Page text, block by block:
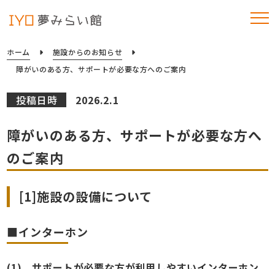
ホーム
施設からのお知らせ
障がいのある方、サポートが必要な方へのご案内
投稿日時 2026.2.1
障がいのある方、サポートが必要な方へ
のご案内
[1]施設の設備について
■インターホン